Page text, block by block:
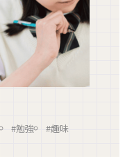
#勉強
#趣味